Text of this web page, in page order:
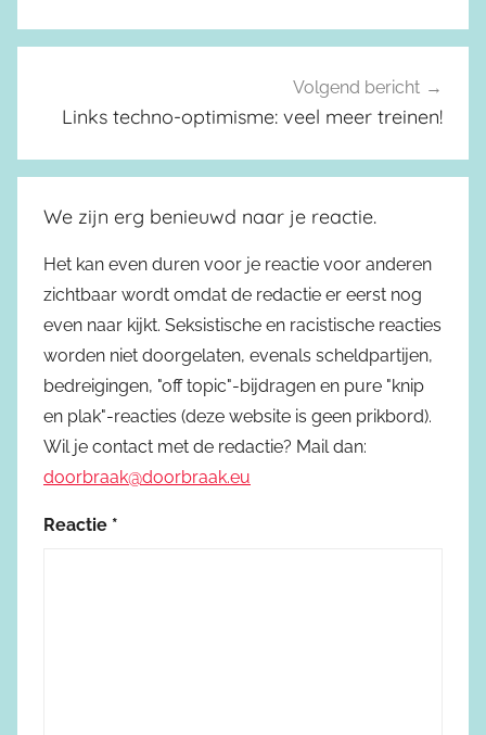
Volgend bericht
Links techno-optimisme: veel meer treinen!
We zijn erg benieuwd naar je reactie.
Het kan even duren voor je reactie voor anderen
zichtbaar wordt omdat de redactie er eerst nog
even naar kijkt. Seksistische en racistische reacties
worden niet doorgelaten, evenals scheldpartijen,
bedreigingen, "off topic"-bijdragen en pure "knip
en plak"-reacties (deze website is geen prikbord).
Wil je contact met de redactie? Mail dan:
doorbraak@doorbraak.eu
Reactie *